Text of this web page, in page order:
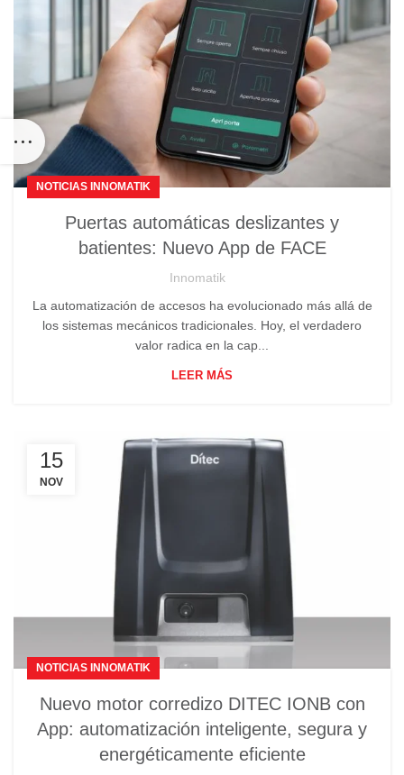
NOTICIAS INNOMATIK
Puertas automáticas deslizantes y
batientes: Nuevo App de FACE
Innomatik
La automatización de accesos ha evolucionado más allá de
los sistemas mecánicos tradicionales. Hoy, el verdadero
valor radica en la cap...
LEER MÁS
15
NOV
NOTICIAS INNOMATIK
Nuevo motor corredizo DITEC IONB con
App: automatización inteligente, segura y
energéticamente eficiente